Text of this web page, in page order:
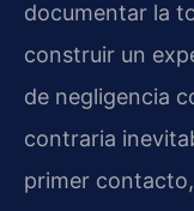
documentar la
construir un
de negligencia
contraria
primer